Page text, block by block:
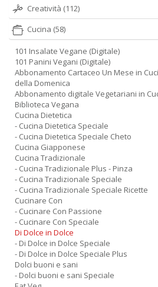
Creatività (112)
Cucina (58)
101 Insalate Vegane (Digitale)
101 Panini Vegani (Digitale)
Abbonamento Cartaceo Un Mese in
della Domenica
Abbonamento digitale Vegetariani in
Biblioteca Vegana
Cucina Dietetica
- Cucina Dietetica Speciale
- Cucina Dietetica Speciale Cheto
Cucina Giapponese
Cucina Tradizionale
- Cucina Tradizionale Plus - Pinza
- Cucina Tradizionale Speciale
- Cucina Tradizionale Speciale Ricette
Cucinare Con
- Cucinare Con Passione
- Cucinare Con Speciale
Di Dolce in Dolce
- Di Dolce in Dolce Speciale
- Di Dolce in Dolce Speciale Plus
Dolci buoni e sani
- Dolci buoni e sani Speciale